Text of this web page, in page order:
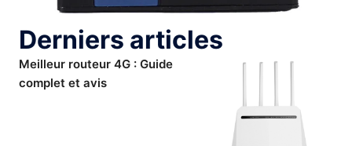
Derniers articles
Meilleur routeur 4G : Guide
complet et avis